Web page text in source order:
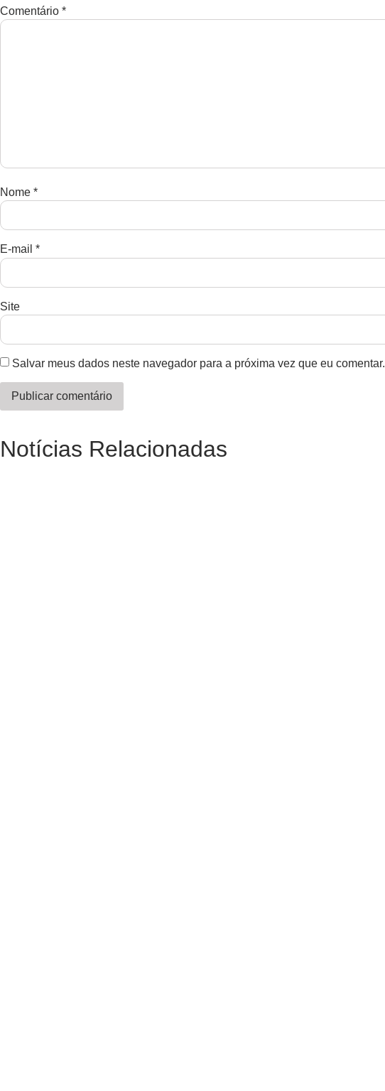
Comentário *
Nome *
E-mail *
Site
Salvar meus dados neste navegador para a próxima vez que eu comentar.
Notícias Relacionadas